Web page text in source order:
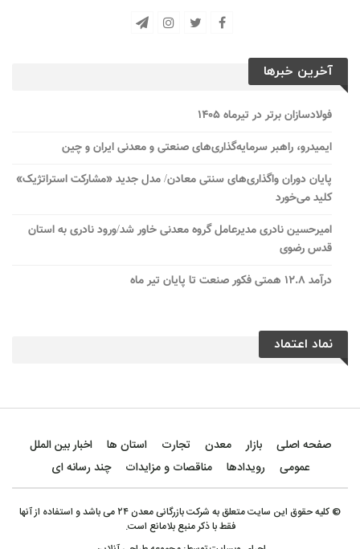
آخرین خبرها
فولادسازان برتر در تیرماه ۱۴۰۵
ایمیدرو، راهبر سرمایه‌گذاری‌های صنعتی و معدنی ایران و چین
پایان دوران واگذاری‌های سنتی معادن/ مدل جدید «مشارکت استراتژیک»
کلید می‌خورد
امیرحسین نادری مدیرعامل گروه معدنی خاور شد/ورود نادری به استان
قدس رضوی
درآمد ۱۲.۸ همتی فکور صنعت تا پایان تیر ماه
نماد اعتماد
صفحه اصلی بازار معدن تجارت استان ها
اخبار بین الملل
عمومی
رویدادها مناقصات و مزایدات چند رسانه ای
© کلیه حقوق این سایت متعلق به شرکت بازرگانی معدن ۲۴ می باشد و استفاده از آنها
فقط با ذکر منبع بلامانع است.